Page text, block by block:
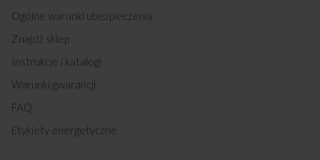
Ogólne warunki ubezpieczenia
Znajdź sklep
Instrukcje i katalogi
Warunki gwarancji
FAQ
Etykiety energetyczne